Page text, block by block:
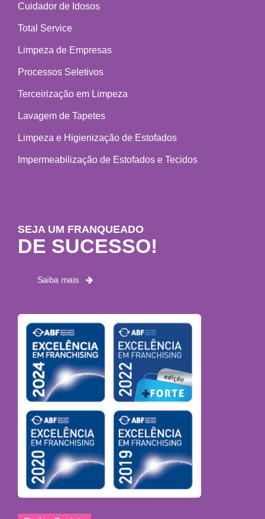
Cuidador de Idosos
Total Service
Limpeza de Empresas
Processos Seletivos
Terceirização em Limpeza
Lavagem de Tapetes
Limpeza e Higienização de Estofados
Impermeabilização de Estofados e Tecidos
SEJA UM FRANQUEADO
DE SUCESSO!
Saiba mais